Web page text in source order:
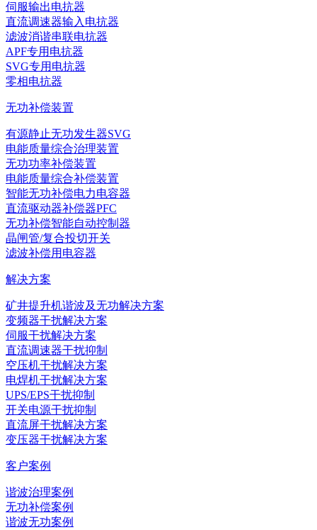
伺服输出电抗器
直流调速器输入电抗器
滤波消谐串联电抗器
APF专用电抗器
SVG专用电抗器
零相电抗器
无功补偿装置
有源静止无功发生器SVG
电能质量综合治理装置
无功功率补偿装置
电能质量综合补偿装置
智能无功补偿电力电容器
直流驱动器补偿器PFC
无功补偿智能自动控制器
晶闸管/复合投切开关
滤波补偿用电容器
解决方案
矿井提升机谐波及无功解决方案
变频器干扰解决方案
伺服干扰解决方案
直流调速器干扰抑制
空压机干扰解决方案
电焊机干扰解决方案
UPS/EPS干扰抑制
开关电源干扰抑制
直流屏干扰解决方案
变压器干扰解决方案
客户案例
谐波治理案例
无功补偿案例
谐波无功案例